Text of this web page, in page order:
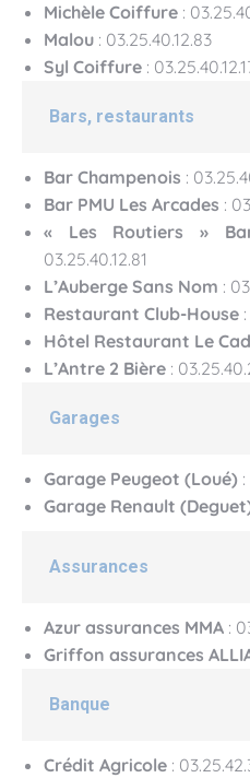
Michèle Coiffure :
Malou : 03.25.40.12.83
Syl Coiffure :
Bars, restaurants
Bar Champenois :
Bar PMU Les Arcades :
« Les Routiers »
03.25.40.12.81
L’Auberge Sans Nom :
Restaurant Club-House
Hôtel Restaurant Le
L’Antre 2 Bière :
Garages
Garage Peugeot (Loué)
Garage Renault
Assurances
Azur assurances MMA :
Griffon assurances
Banque
Crédit Agricole :